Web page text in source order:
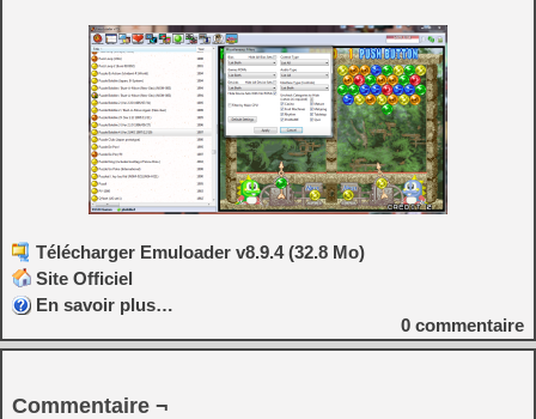
Télécharger Emuloader v8.9.4 (32.8 Mo)
Site Officiel
En savoir plus…
0 commentaire
Commentaire ¬